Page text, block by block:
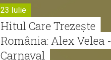
23 Iulie
Hitul Care Trezește
România: Alex Velea -
Carnaval